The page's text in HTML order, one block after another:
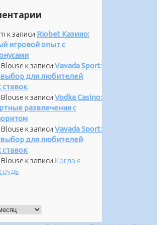
к записи Riobet Казино:
игровой опыт с
к записи Vavada Sport:
для любителей
к записи Vodka Casino:
развлечения с
к записи Vavada Sport:
для любителей
к записи Когда я